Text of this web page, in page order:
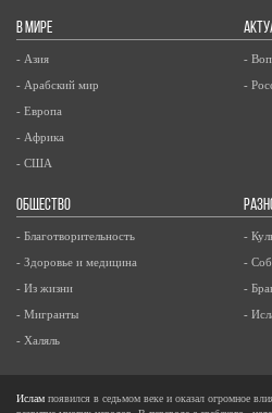
В МИРЕ
- Азия
- Арабский мир
- Европа
- Африка
- США
-
-
ОБЩЕСТВО
- Благотворительность
- Здоровье и медицина
- Из жизни
- Мигранты
- Халяль
-
-
-
-
Ислам появился в седьмом веке и оказал огромное